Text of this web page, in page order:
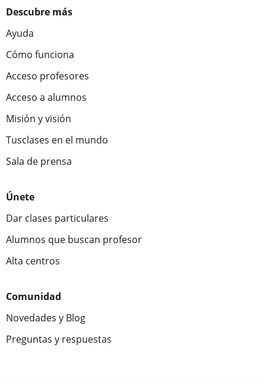
Descubre más
Ayuda
Cómo funciona
Acceso profesores
Acceso a alumnos
Misión y visión
Tusclases en el mundo
Sala de prensa
Únete
Dar clases particulares
Alumnos que buscan profesor
Alta centros
Comunidad
Novedades y Blog
Preguntas y respuestas